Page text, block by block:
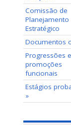
Comissão de
Planejamento
Estratégico
Documentos
Progressões e
promoções
funcionais
Estágios
»